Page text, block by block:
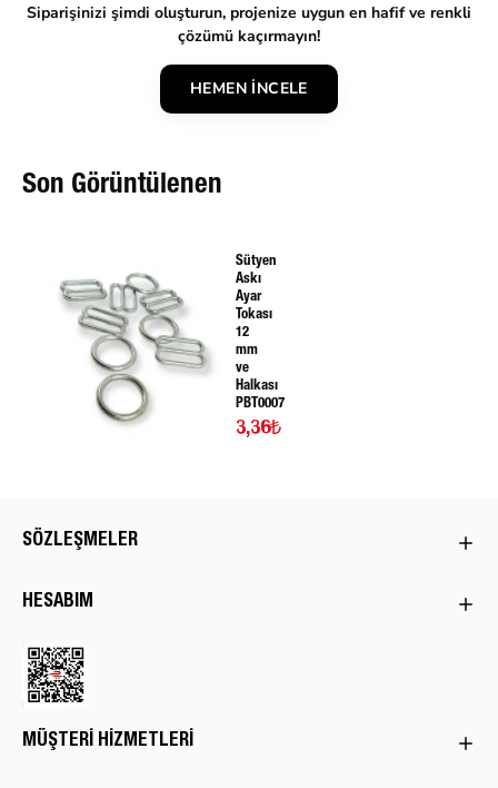
Siparişinizi şimdi oluşturun, projenize uygun en hafif ve renkli
çözümü kaçırmayın!
HEMEN İNCELE
Son Görüntülenen
Sütyen
Askı
Ayar
Tokası
12
mm
ve
Halkası
PBT0007
3,36₺
SÖZLEŞMELER
HESABIM
MÜŞTERI HIZMETLERI